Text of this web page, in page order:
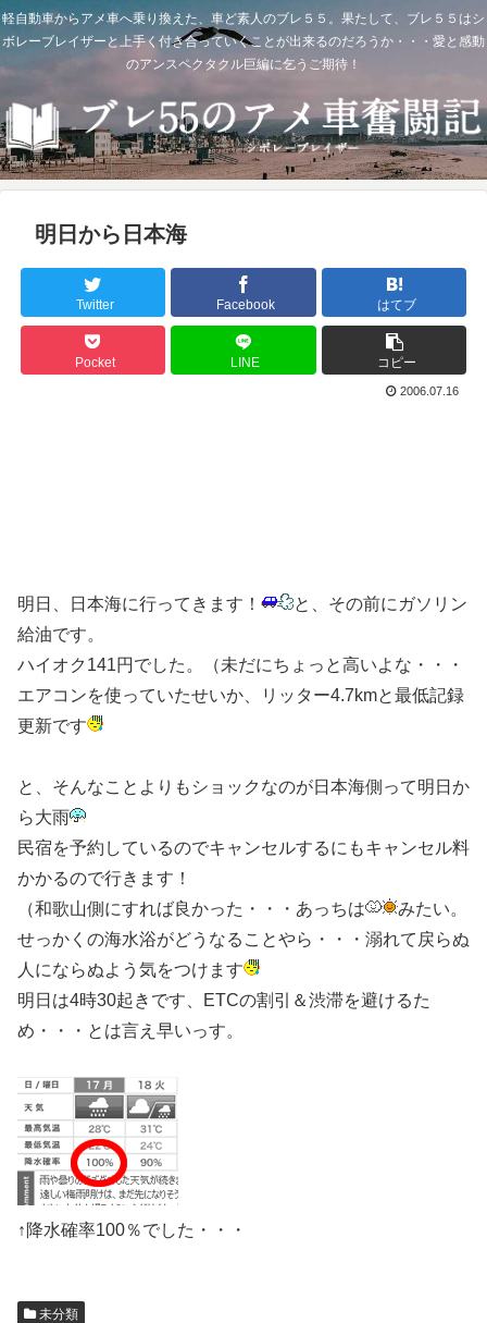
軽自動車からアメ車へ乗り換えた、車ど素人のブレ５５。果たして、ブレ５５はシ
ボレーブレイザーと上手く付き合っていくことが出来るのだろうか・・・愛と感動
のアンスペクタクル巨編に乞うご期待！
明日から日本海
Twitter Facebook はてブ
Pocket LINE コピー
2006.07.16
明日、日本海に行ってきます！
と、その前にガソリン
給油です。
ハイオク141円でした。（未だにちょっと高いよな・・・
エアコンを使っていたせいか、リッター4.7kmと最低記録
更新です
と、そんなことよりもショックなのが日本海側って明日か
ら大雨
民宿を予約しているのでキャンセルするにもキャンセル料
かかるので行きます！
（和歌山側にすれば良かった・・・あっちは
みたい。
せっかくの海水浴がどうなることやら・・・溺れて戻らぬ
人にならぬよう気をつけます
明日は4時30起きです、ETCの割引＆渋滞を避けるた
め・・・とは言え早いっす。
↑降水確率100％でした・・・
未分類